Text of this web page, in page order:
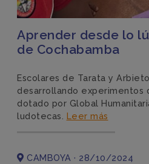
Aprender desde lo
de Cochabamba
Escolares de Tarata y
desarrollando experimentos
dotado por Global
ludotecas. Leer más
CAMBOYA · 28/10/2024